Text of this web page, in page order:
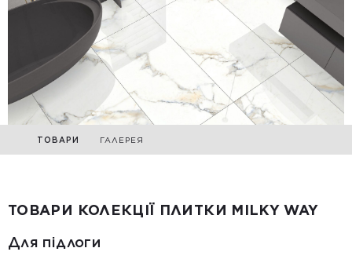
ТОВАРИ ГАЛЕРЕЯ
ТОВАРИ КОЛЕКЦІЇ ПЛИТКИ MILKY WAY
Для підлоги